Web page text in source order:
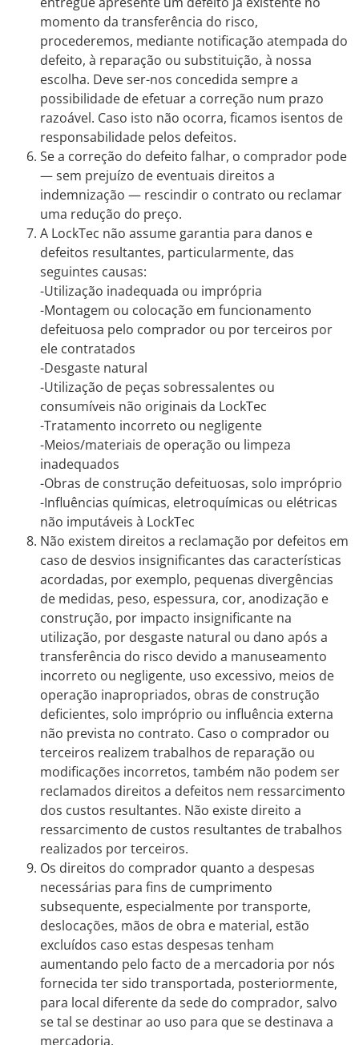
momento da transferência do risco,
procederemos, mediante notificação atempada do
defeito, à reparação ou substituição, à nossa
escolha. Deve ser-nos concedida sempre a
possibilidade de efetuar a correção num prazo
razoável. Caso isto não ocorra, ficamos isentos de
responsabilidade pelos defeitos.
Se a correção do defeito falhar, o comprador pode
— sem prejuízo de eventuais direitos a
indemnização — rescindir o contrato ou reclamar
uma redução do preço.
A LockTec não assume garantia para danos e
defeitos resultantes, particularmente, das
seguintes causas:
-Utilização inadequada ou imprópria
-Montagem ou colocação em funcionamento
defeituosa pelo comprador ou por terceiros por
ele contratados
-Desgaste natural
-Utilização de peças sobressalentes ou
consumíveis não originais da LockTec
-Tratamento incorreto ou negligente
-Meios/materiais de operação ou limpeza
inadequados
-Obras de construção defeituosas, solo impróprio
-Influências químicas, eletroquímicas ou elétricas
não imputáveis à LockTec
Não existem direitos a reclamação por defeitos em
caso de desvios insignificantes das características
acordadas, por exemplo, pequenas divergências
de medidas, peso, espessura, cor, anodização e
construção, por impacto insignificante na
utilização, por desgaste natural ou dano após a
transferência do risco devido a manuseamento
incorreto ou negligente, uso excessivo, meios de
operação inapropriados, obras de construção
deficientes, solo impróprio ou influência externa
não prevista no contrato. Caso o comprador ou
terceiros realizem trabalhos de reparação ou
modificações incorretos, também não podem ser
reclamados direitos a defeitos nem ressarcimento
dos custos resultantes. Não existe direito a
ressarcimento de custos resultantes de trabalhos
realizados por terceiros.
Os direitos do comprador quanto a despesas
necessárias para fins de cumprimento
subsequente, especialmente por transporte,
deslocações, mãos de obra e material, estão
excluídos caso estas despesas tenham
aumentando pelo facto de a mercadoria por nós
fornecida ter sido transportada, posteriormente,
para local diferente da sede do comprador, salvo
se tal se destinar ao uso para que se destinava a
mercadoria.